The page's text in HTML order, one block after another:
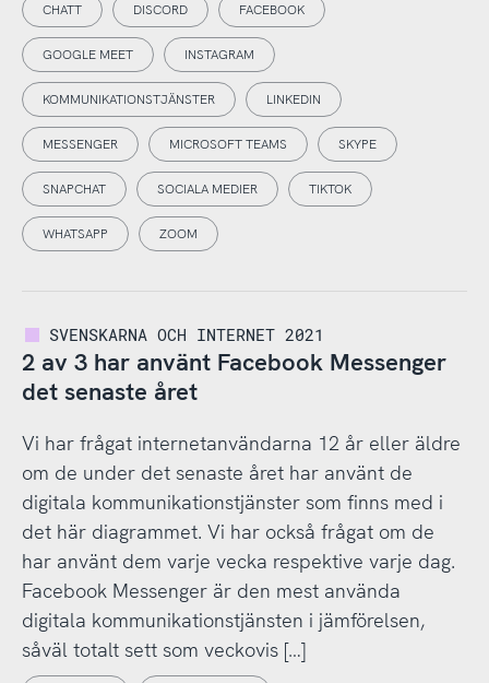
CHATT DISCORD FACEBOOK
GOOGLE MEET INSTAGRAM
KOMMUNIKATIONSTJÄNSTER LINKEDIN
MESSENGER MICROSOFT TEAMS SKYPE
SNAPCHAT SOCIALA MEDIER TIKTOK
WHATSAPP ZOOM
SVENSKARNA OCH INTERNET 2021
2 av 3 har använt Facebook Messenger
det senaste året
Vi har frågat internetanvändarna 12 år eller äldre
om de under det senaste året har använt de
digitala kommunikationstjänster som finns med i
det här diagrammet. Vi har också frågat om de
har använt dem varje vecka respektive varje dag.
Facebook Messenger är den mest använda
digitala kommunikationstjänsten i jämförelsen,
såväl totalt sett som veckovis […]